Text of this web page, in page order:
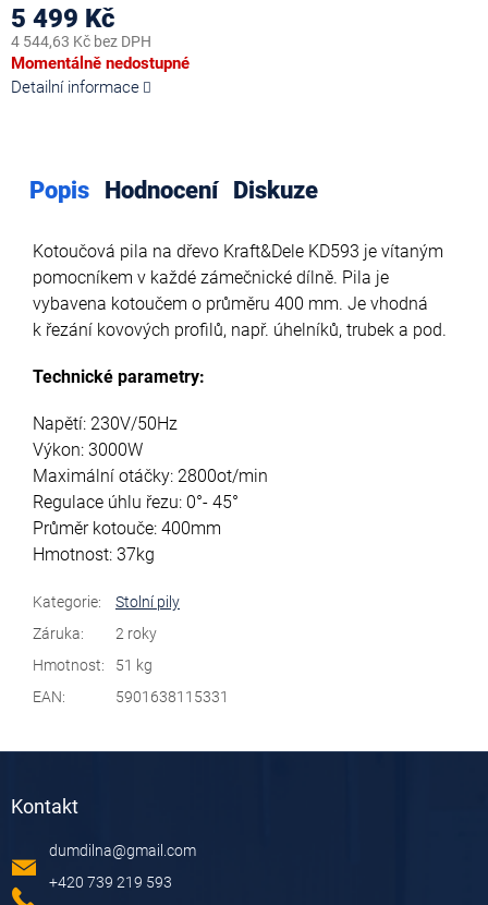
5 499 Kč
4 544,63 Kč bez DPH
Měrná
cena:
Momentálně nedostupné
Detailní informace
Popis Hodnocení Diskuze
Kotoučová pila na dřevo Kraft&Dele KD593 je vítaným
pomocníkem v každé zámečnické dílně. Pila je
vybavena kotoučem o průměru 400 mm. Je vhodná
k řezání kovových profilů, např. úhelníků, trubek a pod.
Technické parametry:
Napětí: 230V/50Hz
Výkon: 3000W
Maximální otáčky: 2800ot/min
Regulace úhlu řezu: 0°- 45°
Průměr kotouče: 400mm
Hmotnost: 37kg
Kategorie:
Stolní pily
Záruka:
2 roky
Hmotnost:
51 kg
EAN: 5901638115331
Kontakt
dumdilna@gmail.com
+420 739 219 593